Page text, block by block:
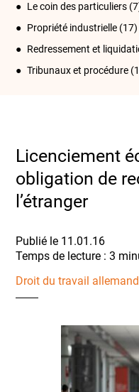
Le coin des particuliers
Propriété industrielle (17)
Redressement et
Tribunaux et procédure
Licenciement
obligation de
l’étranger
Publié le 11.01.16
Droit du travail allemand